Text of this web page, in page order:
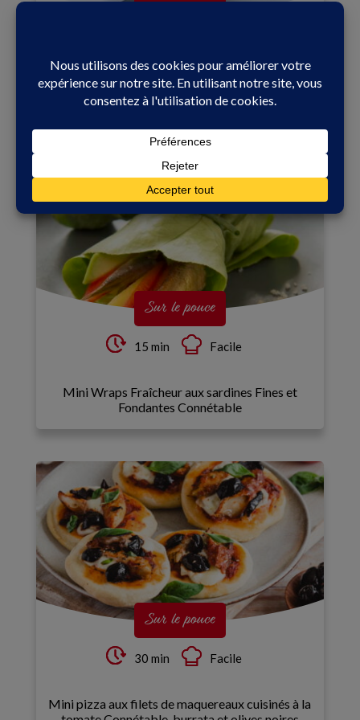
Pain Bagnat Bigouden
Sur le pouce
15 min Facile
Mini Wraps Fraîcheur aux sardines Fines et
Fondantes Connétable
Sur le pouce
30 min Facile
Mini pizza aux filets de maquereaux cuisinés à la